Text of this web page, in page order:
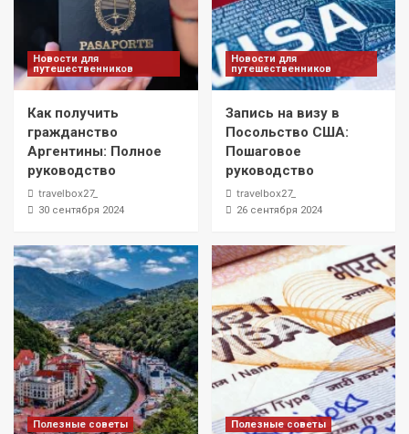
Новости для
путешественников
Как получить
гражданство
Аргентины: Полное
руководство
travelbox27_
30 сентября 2024
Новости для
путешественников
Запись на визу в
Посольство США:
Пошаговое
руководство
travelbox27_
26 сентября 2024
Полезные советы Полезные советы